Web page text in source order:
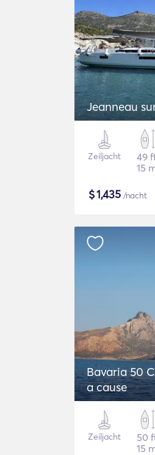
Jeanneau
Zeiljacht
49
15
$1,435 /nacht
Bavaria 50
a cause
Zeiljacht
50
15